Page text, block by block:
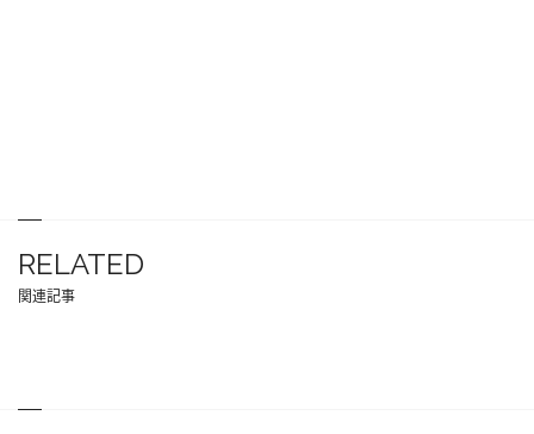
RELATED
関連記事